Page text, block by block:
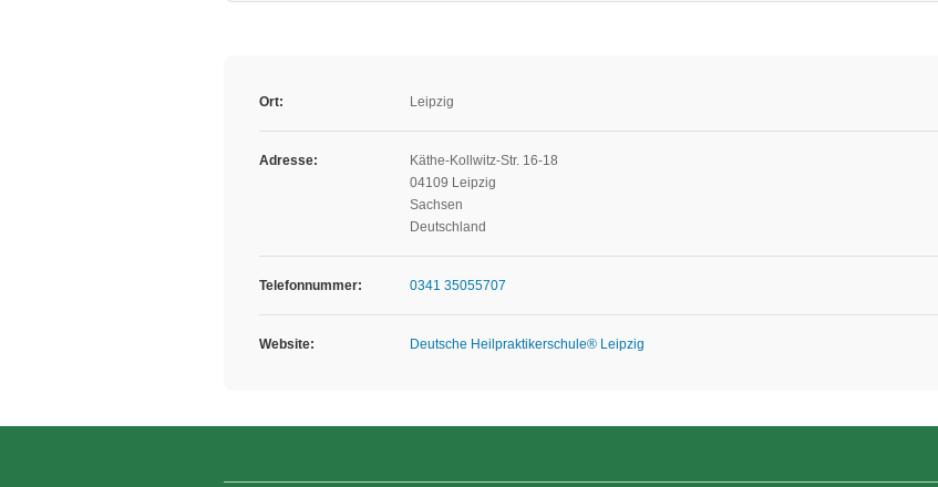
Ort: Leipzig
Adresse:
Käthe-Kollwitz-Str. 16-18
04109 Leipzig
Sachsen
Deutschland
Telefonnummer: 0341 35055707
Website: Deutsche Heilpraktikerschule® Leipzig